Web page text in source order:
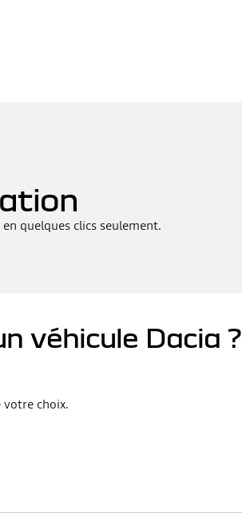
quelques clics seulement.
véhicule Dacia ?
votre choix.